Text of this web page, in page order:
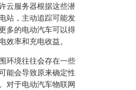
云服务器根据这些潜
站，主动追踪可能发
多的电动汽车可以得
效率和充电收益。
环境往往会存在一些
能会导致原来确定性
对于电动汽车物联网